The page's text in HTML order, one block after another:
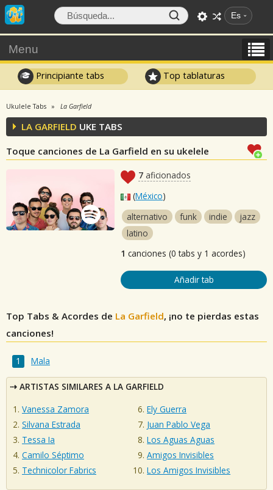
Es
Menu
Principiante tabs Top tablaturas
Ukulele Tabs La Garfield
LA GARFIELD UKE TABS
Toque canciones de La Garfield en su ukelele
7 aficionados
(México)
alternativo
funk indie
jazz
latino
1 canciones (0 tabs y 1 acordes)
Añadir tab
Top Tabs & Acordes de La Garfield, ¡no te pierdas estas
canciones!
Mala
ARTISTAS SIMILARES A LA GARFIELD
Vanessa Zamora
Silvana Estrada
Tessa Ia
Camilo Séptimo
Technicolor Fabrics
Ely Guerra
Juan Pablo Vega
Los Aguas Aguas
Amigos Invisibles
Los Amigos Invisibles